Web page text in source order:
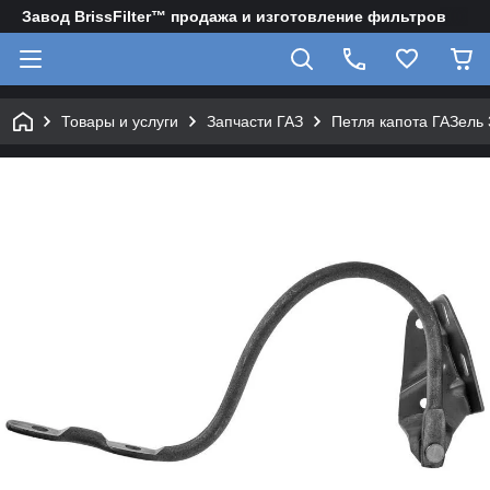
Завод BrissFilter™ продажа и изготовление фильтров
Товары и услуги Запчасти ГАЗ Петля капота